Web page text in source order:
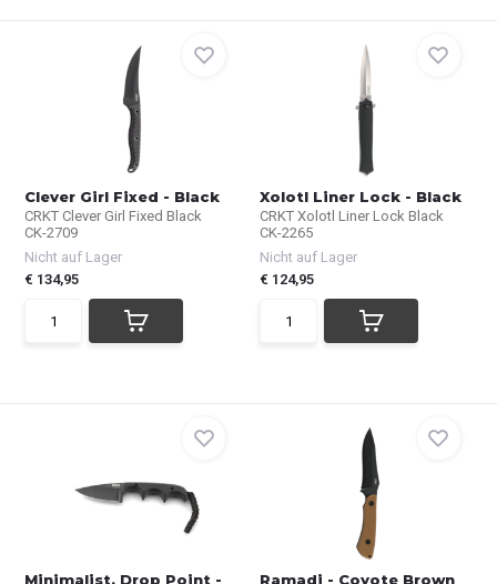
Clever Girl Fixed - Black
CRKT Clever Girl Fixed Black
CK-2709
Nicht auf Lager
€ 134,95
Xolotl Liner Lock - Black
CRKT Xolotl Liner Lock Black
CK-2265
Nicht auf Lager
€ 124,95
Minimalist, Drop Point - Ramadi - Coyote Brown